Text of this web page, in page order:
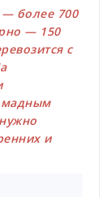
более 700
— 150
с
и